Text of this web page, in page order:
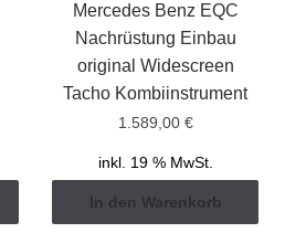
Mercedes Benz EQC
Nachrüstung Einbau
original Widescreen
Tacho Kombiinstrument
1.589,00 €
inkl. 19 % MwSt.
In den Warenkorb